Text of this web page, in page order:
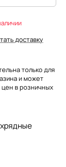
доставку
только для
и может
цен в розничных